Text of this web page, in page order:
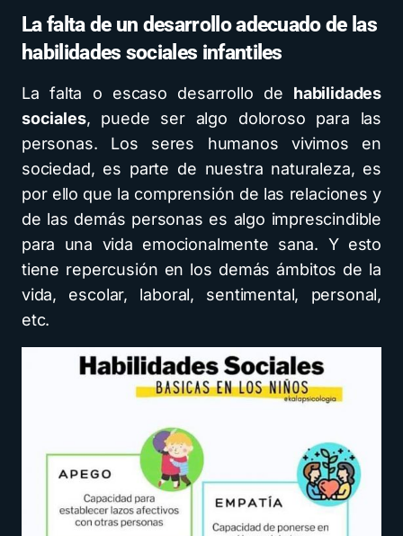
La falta de un desarrollo adecuado de las
habilidades sociales infantiles
La falta o escaso desarrollo de habilidades
sociales, puede ser algo doloroso para las
personas. Los seres humanos vivimos en
sociedad, es parte de nuestra naturaleza, es
por ello que la comprensión de las relaciones y
de las demás personas es algo imprescindible
para una vida emocionalmente sana. Y esto
tiene repercusión en los demás ámbitos de la
vida, escolar, laboral, sentimental, personal,
etc.